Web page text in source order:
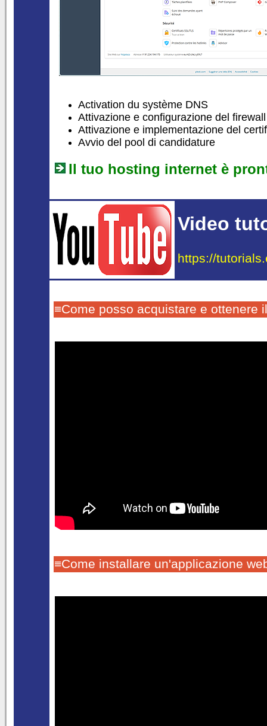
Activation du système DNS
Attivazione e configurazione del firewall
Attivazione e implementazione del
Avvio del pool di candidature
Il tuo hosting internet è
Video
https://
≡Come posso acquistare e ottenere
≡Come installare un'applicazione